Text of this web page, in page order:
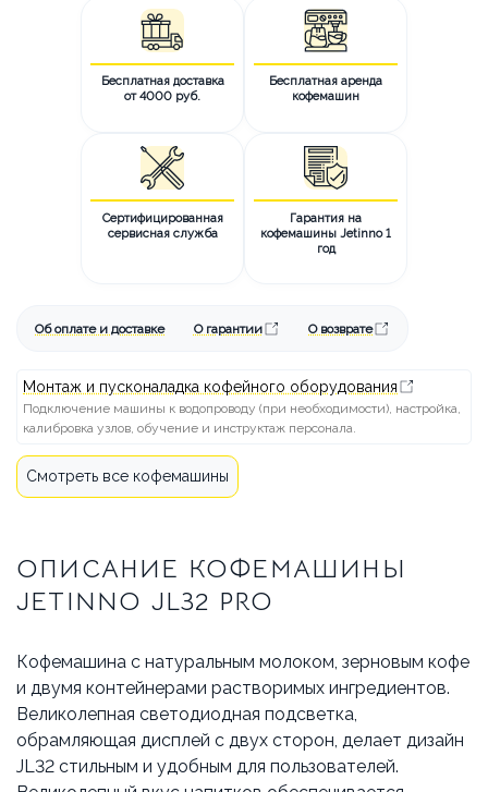
Бесплатная доставка
от 4000 руб.
Бесплатная аренда
кофемашин
Сертифицированная
сервисная служба
Гарантия на
кофемашины Jetinno 1
год
Об оплате и доставке О гарантии О возврате
Монтаж и пусконаладка кофейного оборудования
Подключение машины к водопроводу (при необходимости), настройка,
калибровка узлов, обучение и инструктаж персонала.
Смотреть все кофемашины
ОПИСАНИЕ КОФЕМАШИНЫ
JETINNO JL32 PRO
Кофемашина с натуральным молоком, зерновым кофе
и двумя контейнерами растворимых ингредиентов.
Великолепная светодиодная подсветка,
обрамляющая дисплей с двух сторон, делает дизайн
JL32 стильным и удобным для пользователей.